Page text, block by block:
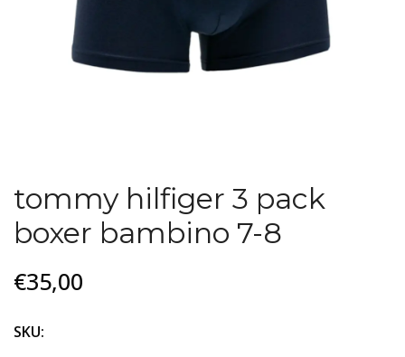
tommy hilfiger 3 pack
boxer bambino 7-8
€35,00
SKU: